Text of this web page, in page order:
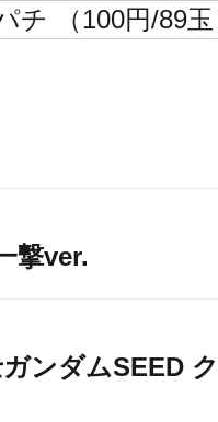
チ （100円/89
撃ver.
ンダムSEED ク